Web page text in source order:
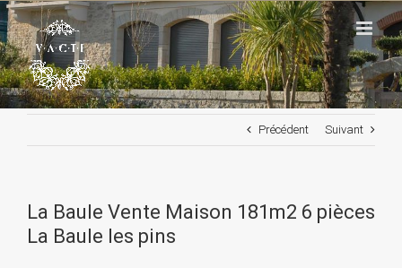
Passer
au
contenu
Précédent Suivant
La Baule Vente Maison 181m2 6 pièces
La Baule les pins